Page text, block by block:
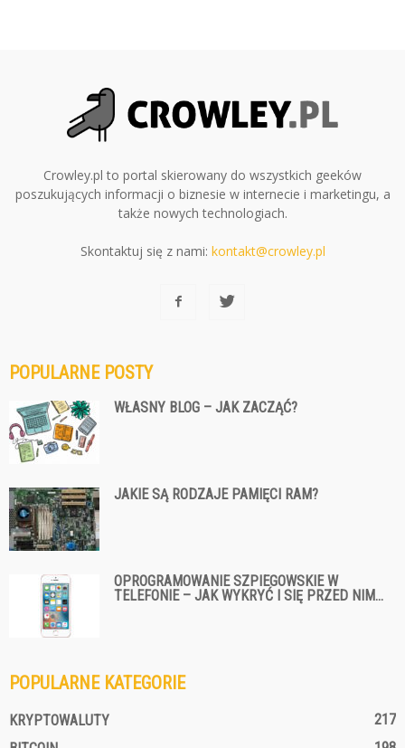
Crowley.pl to portal skierowany do wszystkich geeków
poszukujących informacji o biznesie w internecie i marketingu, a
także nowych technologiach.
Skontaktuj się z nami: kontakt@crowley.pl
POPULARNE POSTY
WŁASNY BLOG – JAK ZACZĄĆ?
JAKIE SĄ RODZAJE PAMIĘCI RAM?
OPROGRAMOWANIE SZPIEGOWSKIE W
TELEFONIE – JAK WYKRYĆ I SIĘ PRZED NIM...
POPULARNE KATEGORIE
KRYPTOWALUTY
217